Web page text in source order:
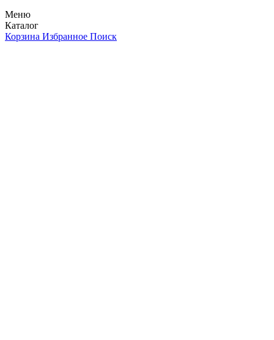
Меню
Каталог
Корзина Избранное Поиск